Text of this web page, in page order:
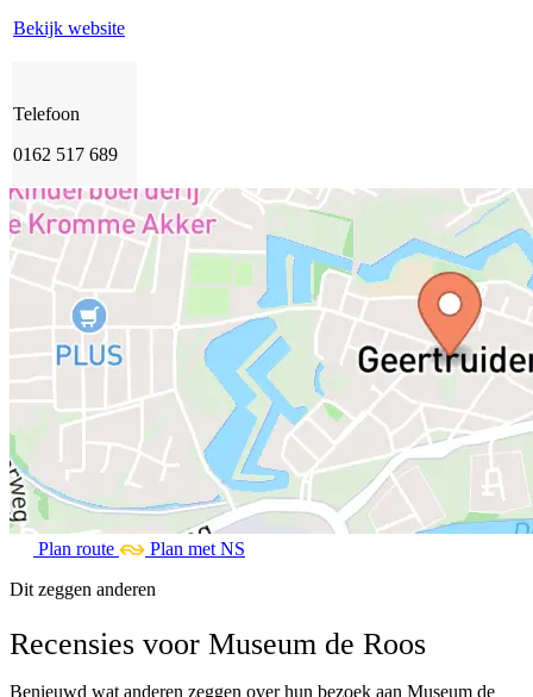
Bekijk website
Telefoon
0162 517 689
Plan route
Plan met NS
Dit zeggen anderen
Recensies voor Museum de Roos
Benieuwd wat anderen zeggen over hun bezoek aan Museum de